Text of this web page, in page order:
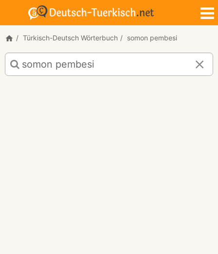
Türkisch-Deutsch Wörterbuch somon pembesi
Türkisch-
Deutsch
Übersetzung